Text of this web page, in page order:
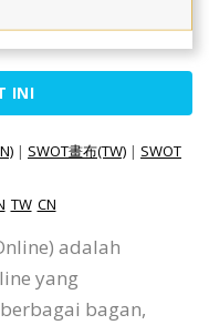
INI
| SWOT畫布(TW) | SWOT
TW CN
adalah
yang
bagan,